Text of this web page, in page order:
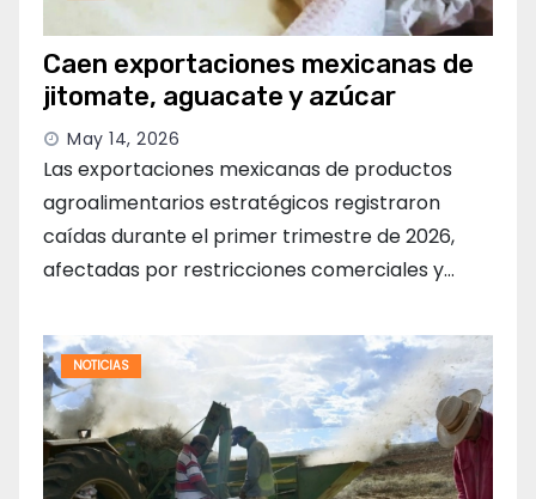
Caen exportaciones mexicanas de
jitomate, aguacate y azúcar
May 14, 2026
Las exportaciones mexicanas de productos
agroalimentarios estratégicos registraron
caídas durante el primer trimestre de 2026,
afectadas por restricciones comerciales y…
NOTICIAS